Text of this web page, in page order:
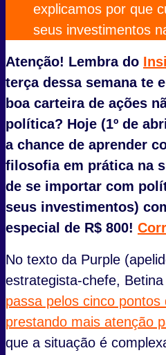
explicamos por que
seus investimentos
Atenção! Lembra do
terça dessa semana te
boa carteira de ações
política? Hoje (1º de
a chance de aprender
filosofia em prática na
de se importar com
seus investimentos)
especial de R$ 800!
No texto da Purple
estrategista-chefe, Betina
passa pelos cinco pontos
prestando mais atenção
que a situação é